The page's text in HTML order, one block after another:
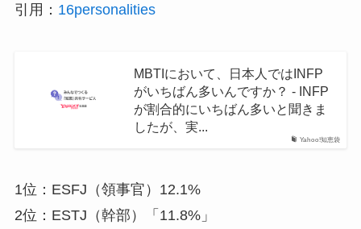
引用： 16personalities
Yahoo!知恵袋
MBTIにおいて、日本人ではINFP
がいちばん多いんですか？ - INFP
が割合的にいちばん多いと聞きま
したが、実...
1位：ESFJ（領事官）12.1%
2位：ESTJ（幹部）「11.8%」